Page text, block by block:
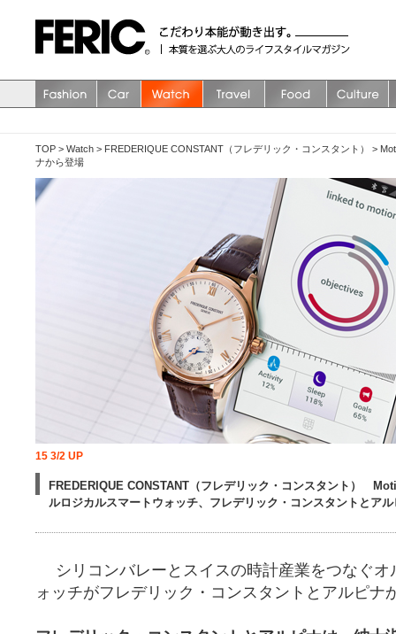
TOP > Watch > FREDERIQUE CONSTANT（フレデリック・コンスタント） >
ナから登場
15 3/2 UP
FREDERIQUE CONSTANT（フレデリック・コンスタント）
ルロジカルスマートウォッチ、フレデリック・コンスタントとア
シリコンバレーとスイスの時計産業をつなぐオ
ォッチがフレデリック・コンスタントとアルピナ